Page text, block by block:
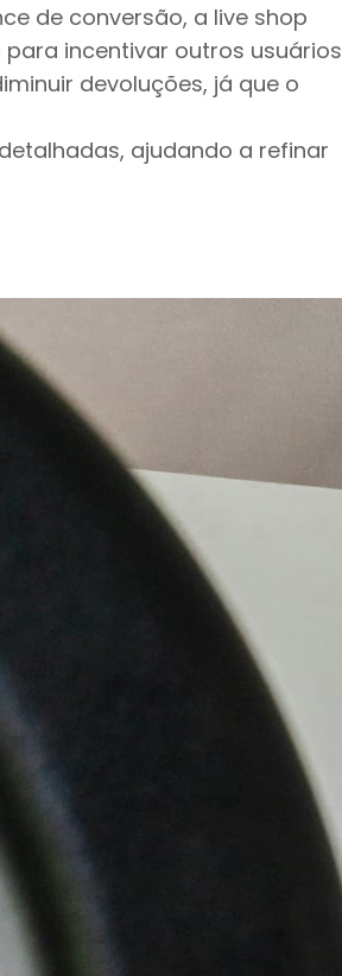
de conversão, a live shop
incentivar outros
devoluções, já que o
ajudando a refinar